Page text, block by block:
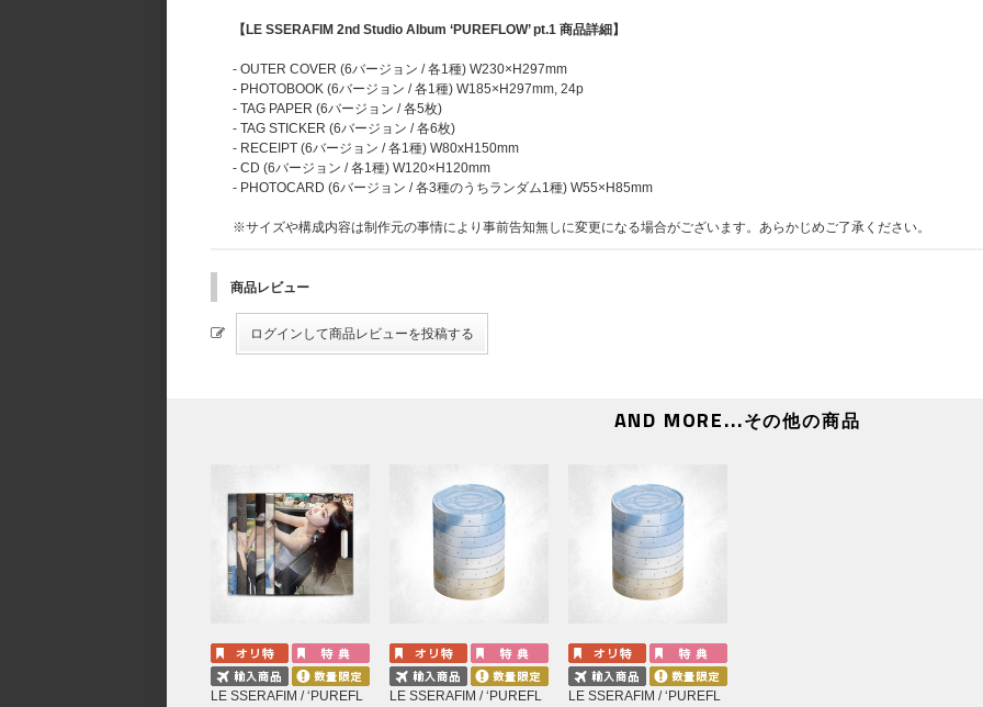
■オフライン特典会イベント内容
・ミニトーク/ミニフォトタイム＋メンバー指定個別ツーシ
SERAFIM GLOBAL OFFICIAL FANCLUB FEARNOT
ト開催日時点で有効会員でない場合参加対象外になる場合
【第1回】2026年6月1日(月)11:00～6月9日(火)10:59 → 当
【第2回】2026年6月9日(火)11:00～6月16日(火)10:59 →
【第3回】2026年6月16日(火)11:00～6月23日(火)10:59 →
※締切間近など時間帯によっては、応募画面に繋がりにく
さい。
せん。あらかじめご了承ください。
※オンラインショップにてご購入の方は、商品受取日と
ご購入・ご応募ください。
【LE SSERAFIM 2nd Studio Album ‘PUREFLOW’ pt.1 商品詳細】
- OUTER COVER (6バージョン / 各1種) W230×H297mm
- PHOTOBOOK (6バージョン / 各1種) W185×H297mm, 24p
- TAG PAPER (6バージョン / 各5枚)
- TAG STICKER (6バージョン / 各6枚)
- RECEIPT (6バージョン / 各1種) W80xH150mm
- CD (6バージョン / 各1種) W120×H120mm
- PHOTOCARD (6バージョン / 各3種のうちランダム1種) W55×H85mm
※サイズや構成内容は制作元の事情により事前告知無しに変更になる場合がございます。あらかじめご了承ください。
商品レビュー
AND MORE...その他の商品
LE SSERAFIM / ‘PUREFL
LE SSERAFIM / ‘PUREFL
LE SSERAFIM / ‘PUREFL